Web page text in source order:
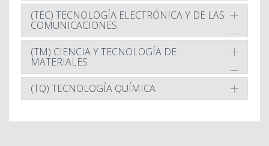
(TEC) TECNOLOGÍA ELECTRÓNICA Y DE LAS
COMUNICACIONES
(TM) CIENCIA Y TECNOLOGÍA DE
MATERIALES
(TQ) TECNOLOGÍA QUÍMICA